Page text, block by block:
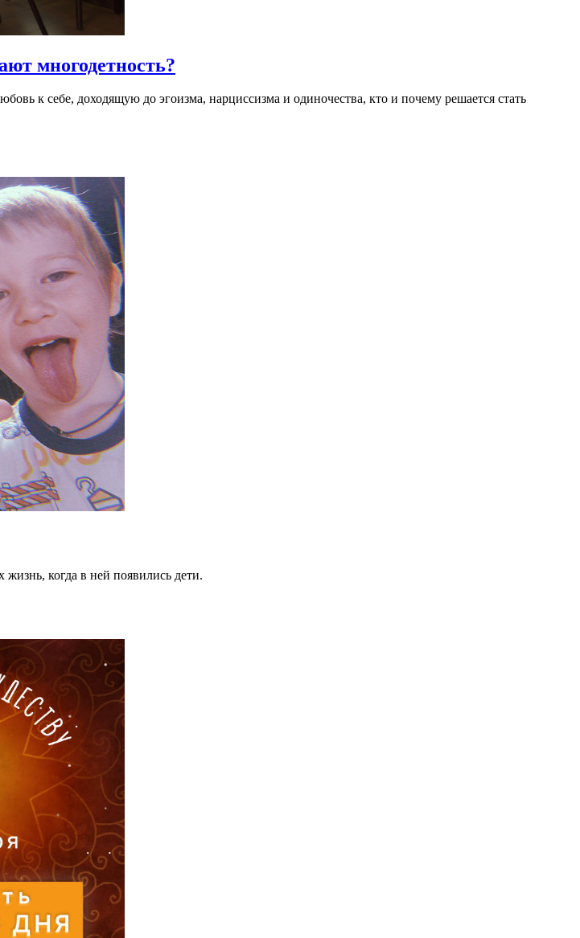
многодетность?
к себе, доходящую до эгоизма, нарциссизма и одиночества, кто и почему решается стать
когда в ней появились дети.